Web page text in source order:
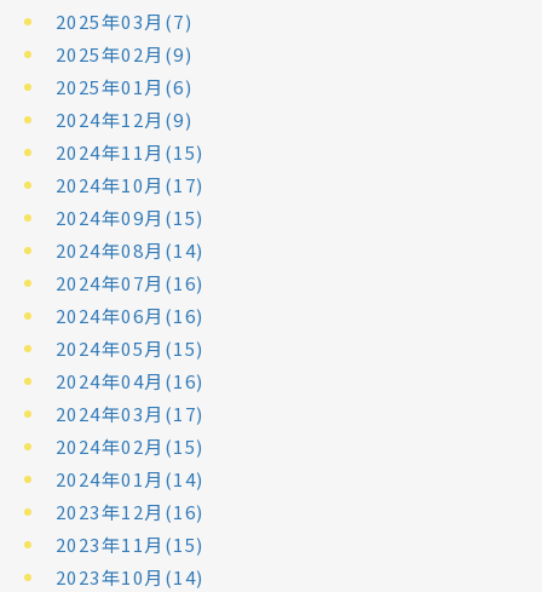
2025年03月(7)
2025年02月(9)
2025年01月(6)
2024年12月(9)
2024年11月(15)
2024年10月(17)
2024年09月(15)
2024年08月(14)
2024年07月(16)
2024年06月(16)
2024年05月(15)
2024年04月(16)
2024年03月(17)
2024年02月(15)
2024年01月(14)
2023年12月(16)
2023年11月(15)
2023年10月(14)